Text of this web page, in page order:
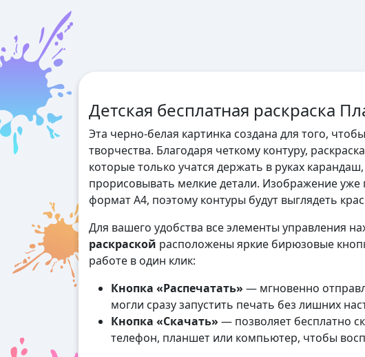
Детская бесплатная раскраска
Эта черно-белая картинка создана для того,
творчества. Благодаря четкому контуру,
которые только учатся держать в руках
прорисовывать мелкие детали. Изображение
формат А4, поэтому контуры будут выглядеть
Для вашего удобства все элементы управления
раскраской расположены яркие бирюзовые
работе в один клик:
Кнопка «Распечатать» — мгновенно
могли сразу запустить печать без лишних
Кнопка «Скачать» — позволяет бесплатно
телефон, планшет или компьютер, чтобы